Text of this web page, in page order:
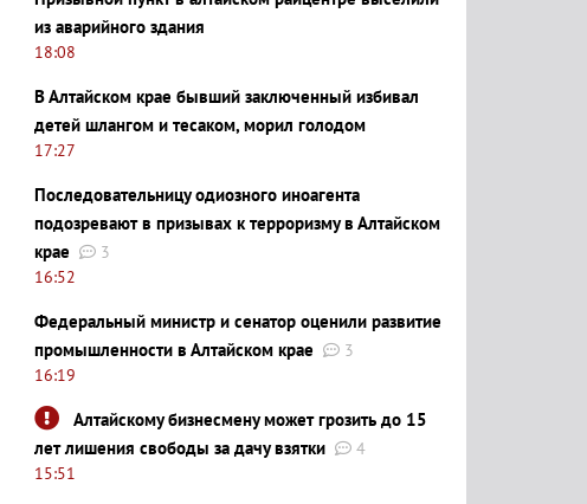
из аварийного здания
18:08
В Алтайском крае бывший заключенный избивал
детей шлангом и тесаком, морил голодом
17:27
Последовательницу одиозного иноагента
подозревают в призывах к терроризму в Алтайском
крае
3
16:52
Федеральный министр и сенатор оценили развитие
промышленности в Алтайском крае
3
16:19
Алтайскому бизнесмену может грозить до 15
лет лишения свободы за дачу взятки
4
15:51